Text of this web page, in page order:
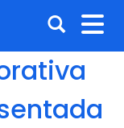
Abrir
a
busca